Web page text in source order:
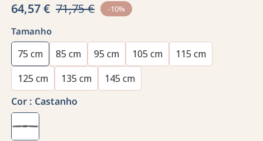
64,57 € 71,75 € -10%
Tamanho
75 cm 85 cm 95 cm 105 cm
115 cm
125 cm
135 cm
145 cm
Cor : Castanho